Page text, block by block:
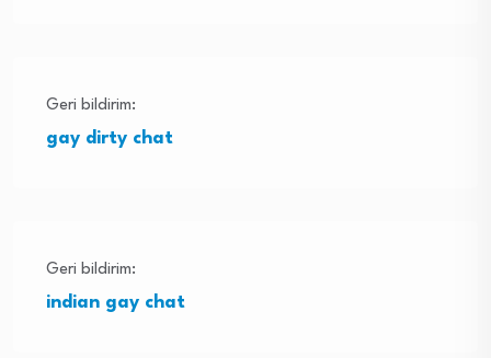
Geri bildirim:
gay dirty chat
Geri bildirim:
indian gay chat